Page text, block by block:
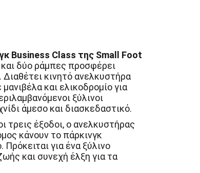
Business Class της Small Foot
δύο ράμπες προσφέρει
κινητό ανελκυστήρα
και ελικοδρομίο για
ξύλινοι
άμεσο και διασκεδαστικό.
τρεις έξοδοι, ο ανελκυστήρας
κάνουν το πάρκινγκ
για ένα ξύλινο
και συνεχή έλξη για τα